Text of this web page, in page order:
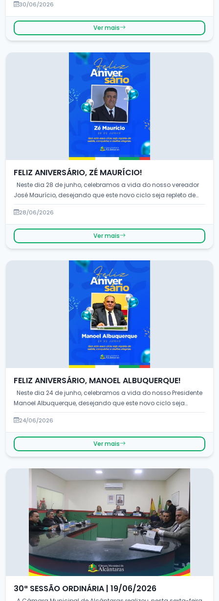
30/06/2026
Ver mais
FELIZ ANIVERSÁRIO, ZÉ MAURÍCIO!
José Maurício, desejando que este novo ciclo seja repleto de
sa&uac...
28/06/2026
Ver mais
FELIZ ANIVERSÁRIO, MANOEL ALBUQUERQUE!
Manoel Albuquerque, desejando que este novo ciclo seja
repleto de saúde,...
24/06/2026
Ver mais
30ª SESSÃO ORDINÁRIA | 19/06/2026